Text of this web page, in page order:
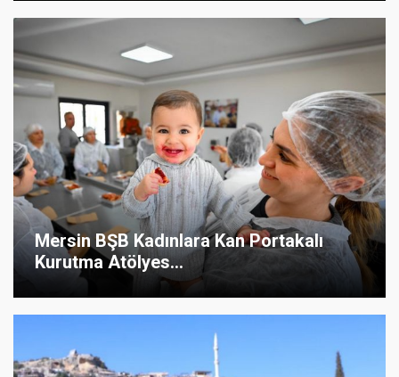
Mersin BŞB Kadınlara Kan Portakalı
Kurutma Atölyes...